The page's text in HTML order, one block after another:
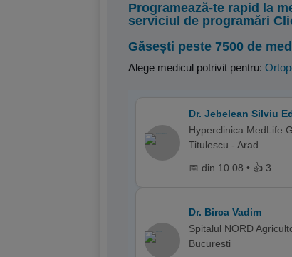
Programează-te rapid la
serviciul de programări
Găsești peste 7500 de
Alege medicul potrivit pentru:
Dr. Jebelean Silviu
Hyperclinica MedLife
Titulescu - Arad
📅 din 10.08 • 👍 3
Dr. Birca Vadim
Spitalul NORD
Bucuresti